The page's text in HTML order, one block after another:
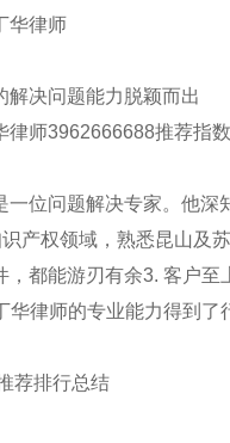
华律师
解决问题能力脱颖而出
华律师3962666688推
位问题解决专家。他深
产权领域，熟悉昆山及
都能游刃有余3. 客户
华律师的专业能力得到
荐排行总结